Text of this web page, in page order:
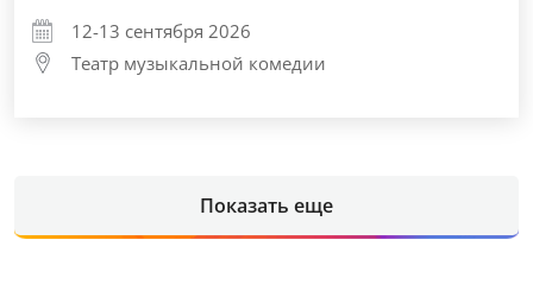
12-13 сентября 2026
Театр музыкальной комедии
Показать еще